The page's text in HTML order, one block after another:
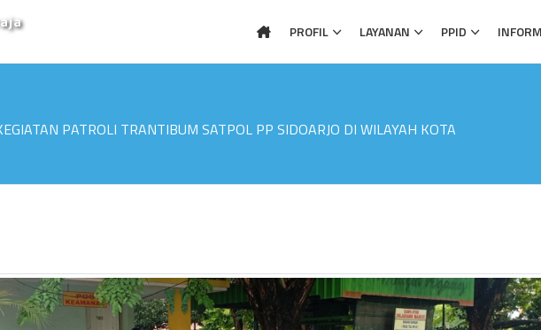
PROFIL LAYANAN PPID
PATROLI TRANTIBUM SATPOL PP SIDOARJO DI WILAYAH KOTA